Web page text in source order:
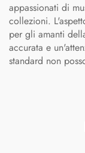
appassionati di
collezioni.
per gli amanti
accurata e
standard non